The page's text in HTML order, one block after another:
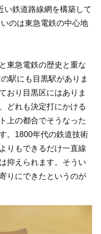
い鉄道路線網を構築して
のは東急電鉄の中心地
東急電鉄の歴史と重な
駅にも目黒駅がありま
おり目黒区にはありま
どれも決定打にかける
上の都合でそうなった
。1800年代の鉄道技術
りもできるだけ一直線
抑えられます。そうい
りにできたというのが